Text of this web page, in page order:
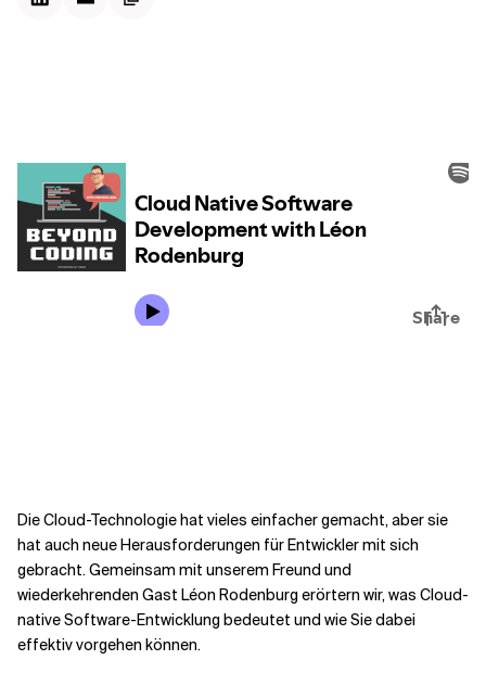
Verwandte Themen
Die Cloud-Technologie hat vieles einfacher gemacht, aber sie
hat auch neue Herausforderungen für Entwickler mit sich
gebracht. Gemeinsam mit unserem Freund und
wiederkehrenden Gast Léon Rodenburg erörtern wir, was Cloud-
native Software-Entwicklung bedeutet und wie Sie dabei
effektiv vorgehen können.